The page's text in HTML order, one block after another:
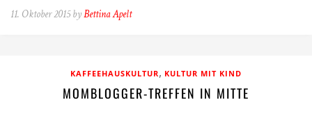
11. Oktober 2015 byBettina Apelt
KAFFEEHAUSKULTUR, KULTUR MIT KIND
MOMBLOGGER-TREFFEN IN MITTE